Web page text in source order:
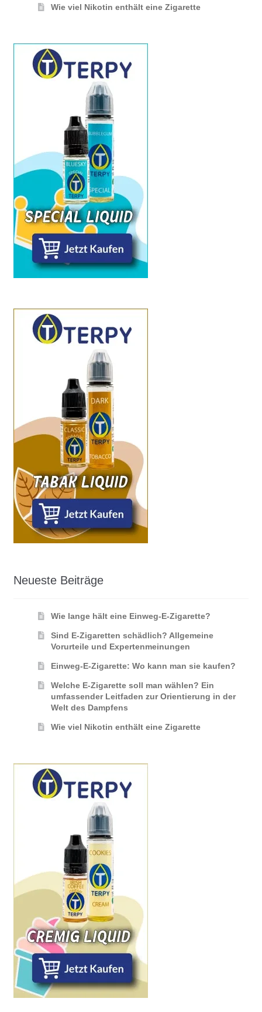
Wie viel Nikotin enthält eine Zigarette
Neueste Beiträge
Wie lange hält eine Einweg-E-Zigarette?
Sind E-Zigaretten schädlich? Allgemeine
Vorurteile und Expertenmeinungen
Einweg-E-Zigarette: Wo kann man sie kaufen?
Welche E-Zigarette soll man wählen? Ein
umfassender Leitfaden zur Orientierung in der
Welt des Dampfens
Wie viel Nikotin enthält eine Zigarette